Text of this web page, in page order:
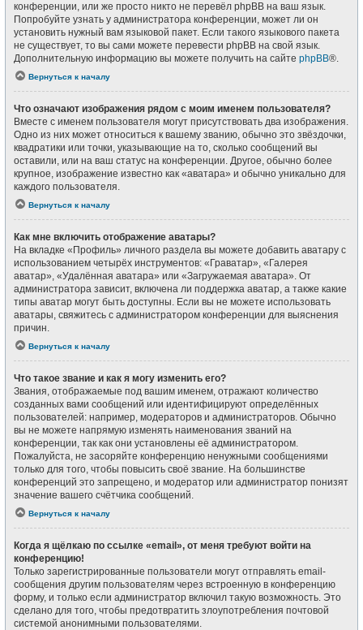
конференции, или же просто никто не перевёл phpBB на ваш язык.
Попробуйте узнать у администратора конференции, может ли он
установить нужный вам языковой пакет. Если такого языкового пакета
не существует, то вы сами можете перевести phpBB на свой язык.
Дополнительную информацию вы можете получить на сайте phpBB®.
Вернуться к началу
Что означают изображения рядом с моим именем пользователя?
Вместе с именем пользователя могут присутствовать два изображения.
Одно из них может относиться к вашему званию, обычно это звёздочки,
квадратики или точки, указывающие на то, сколько сообщений вы
оставили, или на ваш статус на конференции. Другое, обычно более
крупное, изображение известно как «аватара» и обычно уникально для
каждого пользователя.
Вернуться к началу
Как мне включить отображение аватары?
На вкладке «Профиль» личного раздела вы можете добавить аватару с
использованием четырёх инструментов: «Граватар», «Галерея
аватар», «Удалённая аватара» или «Загружаемая аватара». От
администратора зависит, включена ли поддержка аватар, а также какие
типы аватар могут быть доступны. Если вы не можете использовать
аватары, свяжитесь с администратором конференции для выяснения
причин.
Вернуться к началу
Что такое звание и как я могу изменить его?
Звания, отображаемые под вашим именем, отражают количество
созданных вами сообщений или идентифицируют определённых
пользователей: например, модераторов и администраторов. Обычно
вы не можете напрямую изменять наименования званий на
конференции, так как они установлены её администратором.
Пожалуйста, не засоряйте конференцию ненужными сообщениями
только для того, чтобы повысить своё звание. На большинстве
конференций это запрещено, и модератор или администратор понизят
значение вашего счётчика сообщений.
Вернуться к началу
Когда я щёлкаю по ссылке «email», от меня требуют войти на
конференцию!
Только зарегистрированные пользователи могут отправлять email-
сообщения другим пользователям через встроенную в конференцию
форму, и только если администратор включил такую возможность. Это
сделано для того, чтобы предотвратить злоупотребления почтовой
системой анонимными пользователями.